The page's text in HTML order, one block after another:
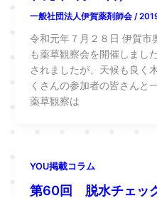
一般社団法人伊賀薬剤師会 /
令和元年７月２８日 伊賀市
も薬草観察会を開催しまし
されましたが、天候も良く
くさんの参加者の皆さんと
薬草観察は
YOU掲載コラム
第60回 脱水チェッ